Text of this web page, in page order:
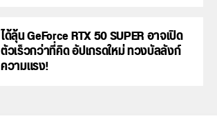
ได้ลุ้น GeForce RTX 50 SUPER อาจเปิด
ตัวเร็วกว่าที่คิด อัปเกรดใหม่ ทวงบัลลังก์
ความแรง!